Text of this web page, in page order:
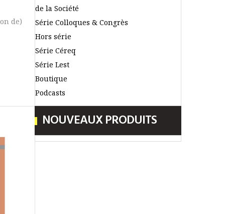
de)
de la Société
Série Colloques & Congrès
Hors série
Série Céreq
Série Lest
Boutique
Podcasts
NOUVEAUX PRODUITS